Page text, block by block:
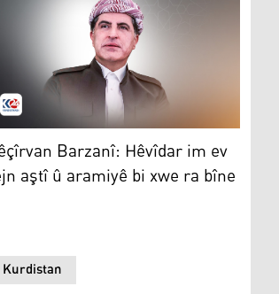
ku cejn bibe sedema bicihbûna aştî û
Barzanî: Hêvîdar im ev cejn aştî û
Kurdistan
Barzanî: Hêvîdar im ev
aştî û aramiyê bi xwe ra bîne